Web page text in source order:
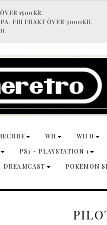
1500KR.
FRI FRAKT ÖVER 3000KR.
WII WII U
PS1 - PLAYSTATION 1
DREAMCAST POKEMON